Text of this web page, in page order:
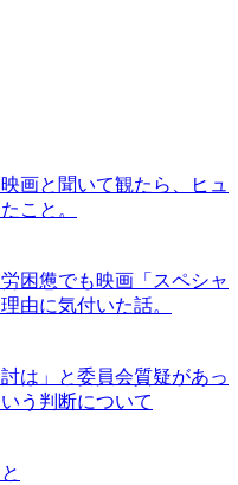
画と聞いて観たら、ヒュ
こと。
困憊でも映画「スペシャ
由に気付いた話。
は」と委員会質疑があっ
う判断について